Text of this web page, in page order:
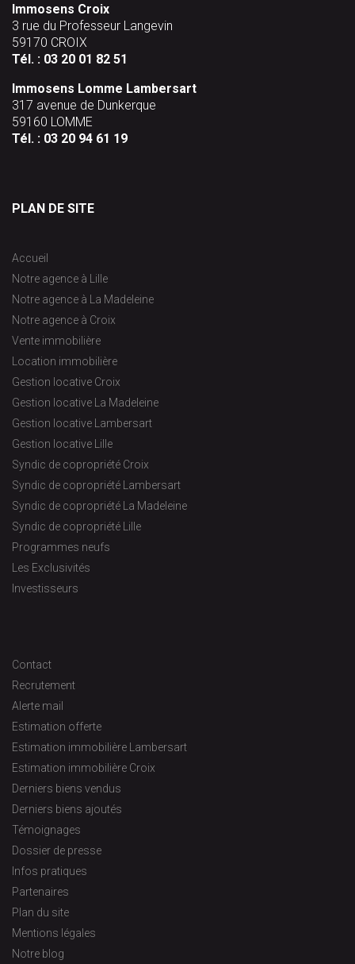
Immosens Croix
3 rue du Professeur Langevin
59170 CROIX
Tél. : 03 20 01 82 51
Immosens Lomme Lambersart
317 avenue de Dunkerque
59160 LOMME
Tél. : 03 20 94 61 19
PLAN DE SITE
Accueil
Notre agence à Lille
Notre agence à La Madeleine
Notre agence à Croix
Vente immobilière
Location immobilière
Gestion locative Croix
Gestion locative La Madeleine
Gestion locative Lambersart
Gestion locative Lille
Syndic de copropriété Croix
Syndic de copropriété Lambersart
Syndic de copropriété La Madeleine
Syndic de copropriété Lille
Programmes neufs
Les Exclusivités
Investisseurs
Contact
Recrutement
Alerte mail
Estimation offerte
Estimation immobilière Lambersart
Estimation immobilière Croix
Derniers biens vendus
Derniers biens ajoutés
Témoignages
Dossier de presse
Infos pratiques
Partenaires
Plan du site
Mentions légales
Notre blog